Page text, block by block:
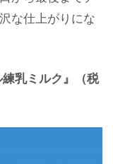
な仕上がりにな
練乳ミルク』（税